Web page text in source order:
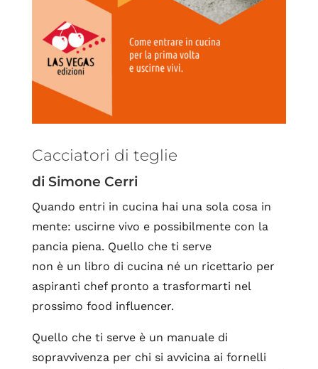
Cacciatori di teglie
di Simone Cerri
Quando entri in cucina hai una sola cosa in
mente: uscirne vivo e possibilmente con la
pancia piena. Quello che ti serve
non è un libro di cucina né un ricettario per
aspiranti chef pronto a trasformarti nel
prossimo food influencer.
Quello che ti serve è un manuale di
sopravvivenza per chi si avvicina ai fornelli